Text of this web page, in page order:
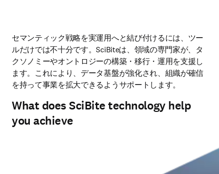
セマンティック戦略を実運用へと結び付けるには、ツー
ルだけでは不十分です。SciBiteは、領域の専門家が、タ
クソノミーやオントロジーの構築・移行・運用を支援し
ます。これにより、データ基盤が強化され、組織が確信
を持って事業を拡大できるようサポートします。
What does SciBite technology help
you achieve